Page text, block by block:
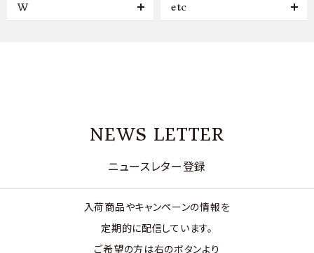
W etc
NEWS LETTER
ニュースレター登録
入荷商品やキャンペーンの情報を
定期的に配信しています。
ご希望の方は右のボタンより